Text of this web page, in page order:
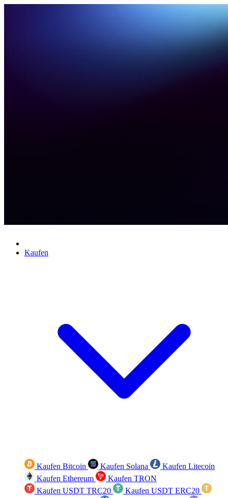
Kaufen
Kaufen Bitcoin Kaufen Solana
Kaufen Litecoin
Kaufen Ethereum
Kaufen TRON
Kaufen USDT TRC20
Kaufen USDT ERC20